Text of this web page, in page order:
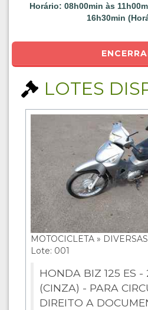
Horário: 08h00min às
16h30min
LOTES
MOTOCICLETA » DIVERSAS
Lote: 001
HONDA BIZ 125 ES
(CINZA) - PARA
DIREITO A